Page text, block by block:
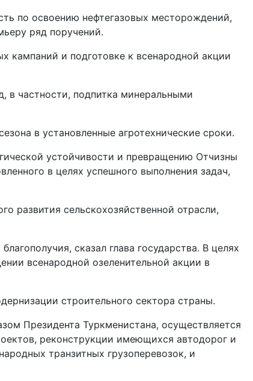
по освоению нефтегазовых месторождений,
ряд поручений.
кампаний и подготовке к всенародной акции
в частности, подпитка минеральными
в установленные агротехнические сроки.
устойчивости и превращению Отчизны
в целях успешного выполнения задач,
развития сельскохозяйственной отрасли,
сказал глава государства. В целях
всенародной озеленительной акции в
строительного сектора страны.
Президента Туркменистана, осуществляется
реконструкции имеющихся автодорог и
транзитных грузоперевозок, и